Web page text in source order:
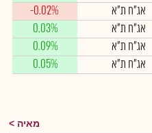
אג"ח ת"א
-0.02%
אג"ח ת"א
0.03%
אג"ח ת"א
0.09%
אג"ח ת"א 0.05%
מאיה